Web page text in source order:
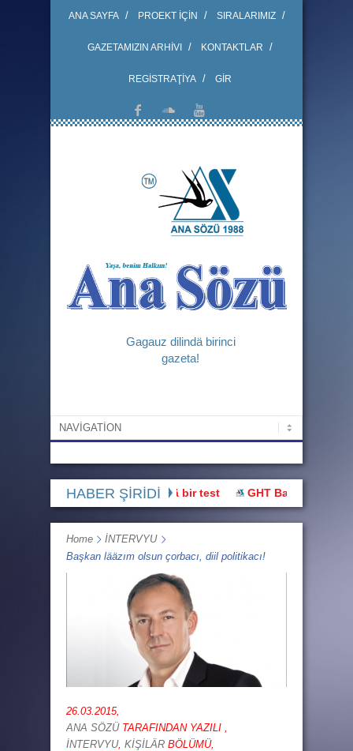
ANA SAYFA PROEKT İÇİN SIRALARIMIZ
GAZETAMIZIN ARHİVI KONTAKTLAR
REGİSTRAŢİYA GİR
Gagauz dilindä birinci
gazeta!
HABER ŞİRİDİ
hak üstünnüü devletlää bir test GHT Başı: “Buluşmaya
Home
İNTERVYU
Başkan lääzım olsun çorbacı, diil politikacı!
26.03.2015,
ANA SÖZÜTARAFINDAN YAZILI ,
İNTERVYU, KİŞİLÄR BÖLÜMÜ,